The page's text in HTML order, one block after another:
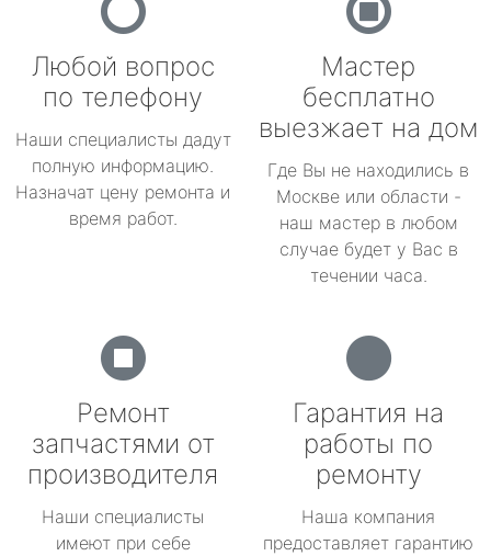
Любой вопрос
по телефону
Наши специалисты дадут
полную информацию.
Назначат цену ремонта и
время работ.
Мастер
бесплатно
выезжает на дом
Где Вы не находились в
Москве или области -
наш мастер в любом
случае будет у Вас в
течении часа.
Ремонт
запчастями от
производителя
Наши специалисты
имеют при себе
Гарантия на
работы по
ремонту
Наша компания
предоставляет гарантию